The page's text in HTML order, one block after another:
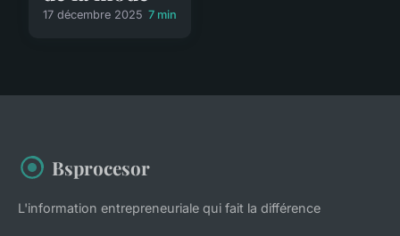
17 décembre 2025 7 min
Bsprocesor
L'information entrepreneuriale qui fait la différence